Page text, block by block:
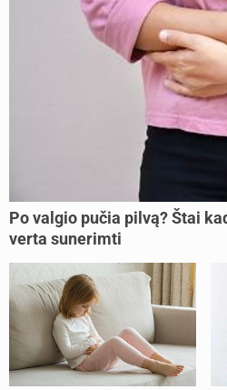
Po valgio pučia pilvą? Štai
verta sunerimti